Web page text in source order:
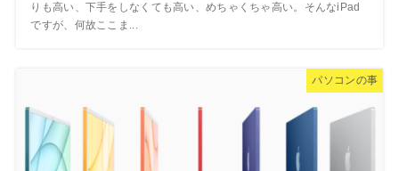
りも高い、下手をしなくても高い、めちゃくちゃ高い。そんなiPad
ですが、何故ここま...
パソコンの事